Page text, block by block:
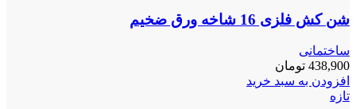
شن کش فلزی 16 شاخه ورق ضخیم
ساختمانی
438,900 تومان
افزودن به سبد خرید
تازه